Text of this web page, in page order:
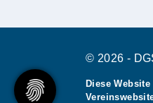
© 2026 -
Diese